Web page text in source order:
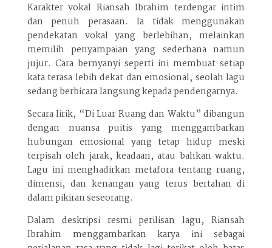
Karakter vokal Riansah Ibrahim terdengar intim
dan penuh perasaan. Ia tidak menggunakan
pendekatan vokal yang berlebihan, melainkan
memilih penyampaian yang sederhana namun
jujur. Cara bernyanyi seperti ini membuat setiap
kata terasa lebih dekat dan emosional, seolah lagu
sedang berbicara langsung kepada pendengarnya.
Secara lirik, “Di Luar Ruang dan Waktu” dibangun
dengan nuansa puitis yang menggambarkan
hubungan emosional yang tetap hidup meski
terpisah oleh jarak, keadaan, atau bahkan waktu.
Lagu ini menghadirkan metafora tentang ruang,
dimensi, dan kenangan yang terus bertahan di
dalam pikiran seseorang.
Dalam deskripsi resmi perilisan lagu, Riansah
Ibrahim menggambarkan karya ini sebagai